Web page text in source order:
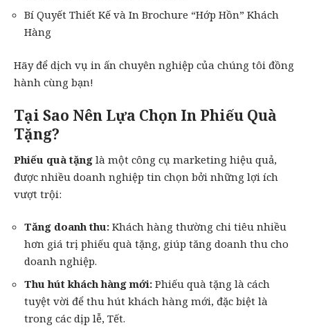
Bí Quyết Thiết Kế và In Brochure “Hớp Hồn” Khách
Hàng
Hãy để dịch vụ in ấn chuyên nghiệp của chúng tôi đồng
hành cùng bạn!
Tại Sao Nên Lựa Chọn In Phiếu Quà
Tặng?
Phiếu quà tặng là một công cụ marketing hiệu quả,
được nhiều doanh nghiệp tin chọn bởi những lợi ích
vượt trội:
Tăng doanh thu: Khách hàng thường chi tiêu nhiều
hơn giá trị phiếu quà tặng, giúp tăng doanh thu cho
doanh nghiệp.
Thu hút khách hàng mới: Phiếu quà tặng là cách
tuyệt vời để thu hút khách hàng mới, đặc biệt là
trong các dịp lễ, Tết.